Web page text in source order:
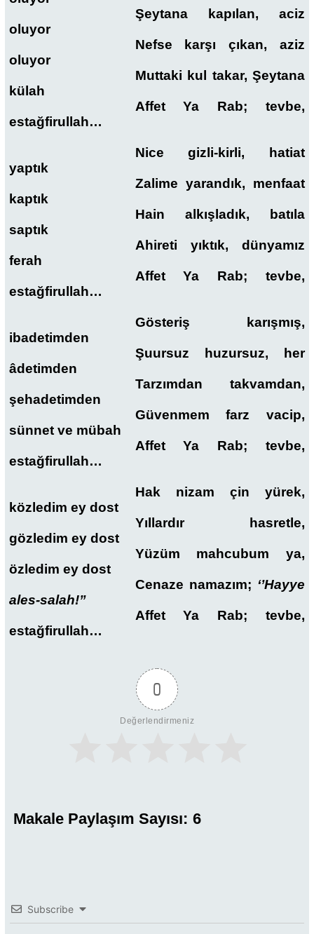
Şeytana kapılan, aciz
oluyor
Nefse karşı çıkan, aziz
oluyor
Muttaki kul takar, Şeytana
külah
Affet Ya Rab; tevbe,
estağfirullah…
Nice gizli-kirli, hatiat
yaptık
Zalime yarandık, menfaat
kaptık
Hain alkışladık, batıla
saptık
Ahireti yıktık, dünyamız
ferah
Affet Ya Rab; tevbe,
estağfirullah…
Gösteriş karışmış,
ibadetimden
Şuursuz huzursuz, her
âdetimden
Tarzımdan takvamdan,
şehadetimden
Güvenmem farz vacip,
sünnet ve mübah
Affet Ya Rab; tevbe,
estağfirullah…
Hak nizam çin yürek,
közledim ey dost
Yıllardır hasretle,
gözledim ey dost
Yüzüm mahcubum ya,
özledim ey dost
Cenaze namazım; ‘’Hayye
ales-salah!’’
Affet Ya Rab; tevbe,
estağfirullah…
0
Değerlendirmeniz
Makale Paylaşım Sayısı: 6
Subscribe